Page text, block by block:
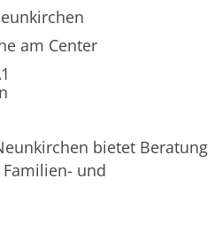
am Center
bietet Beratung
Familien- und